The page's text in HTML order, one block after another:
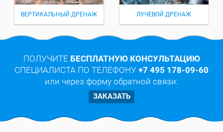
ВЕРТИКАЛЬНЫЙ ДРЕНАЖ ЛУЧЕВОЙ ДРЕНАЖ
ПОЛУЧИТЕ БЕСПЛАТНУЮ КОНСУЛЬТАЦИЮ
СПЕЦИАЛИСТА ПО ТЕЛЕФОНУ +7 495 178-09-60
или через форму обратной связи:
ЗАКАЗАТЬ